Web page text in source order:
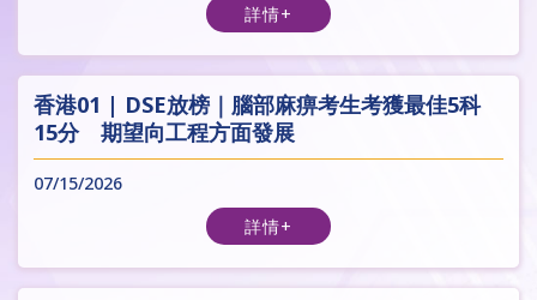
詳情+
香港01 | DSE放榜｜腦部麻痹考生考獲最佳5科
15分 期望向工程方面發展
07/15/2026
詳情+